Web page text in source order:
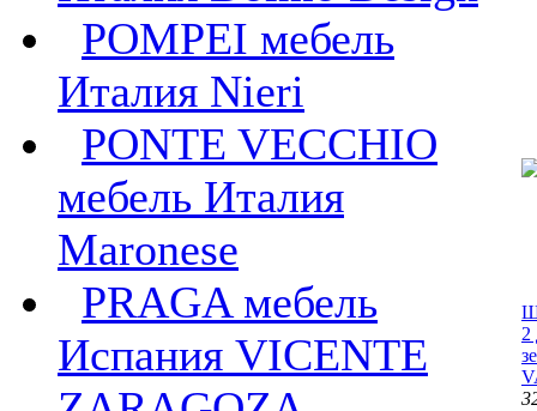
POMPEI мебель
Италия Nieri
PONTE VECCHIO
мебель Италия
Maronese
PRAGA мебель
Испания VICENTE
2